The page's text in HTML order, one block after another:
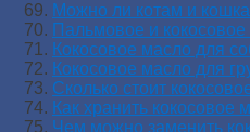
Можно ли котам и
Пальмовое и
Кокосовое масло для
Кокосовое масло для
Сколько стоит
Как хранить кокосовое
Чем можно заменить